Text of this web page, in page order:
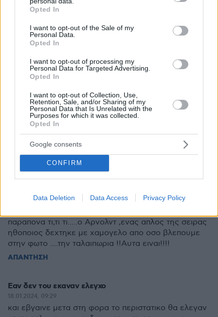
grant or deny consent to Google and its third-party tags to
use your data for below specified purposes in below Google
consent section.
Opted In
I want to opt-out of the Sale of my
Personal Data.
Opted In
I want to opt-out of processing my
Personal Data for Targeted Advertising.
Opted In
I want to opt-out of Collection, Use,
Retention, Sale, and/or Sharing of my
Personal Data that Is Unrelated with the
Purposes for which it was collected.
Opted In
Google consents
CONFIRM
Data Deletion Data Access Privacy Policy
σίγουρα ξεχωρίζουν τα : Terminator, Conan και
ΑΠΑΝΤΗΣΗ
18.01.2024, 09:46
Ρε συ, αντί να βγάλεις κάνα φλογοβόλο, κάνα
ρουκετοβόλο καμμία δεκαριά χειροβομβίδες και να
τα κάνεις λαμπόγυαλο, έκατσες να σου κάνουν
έλεγχο οι κατιμάδες;
ΑΠΑΝΤΗΣΗ
chris
Θυμηθειτε τι εγινε με την Ζετα οταν λογω" πιπι"ή
παραπονα τι,τι τι.....ο Αρνολντ ,ενας απλος της σειρας
ηθοποιος δεχτηκε με χαμογελο απο οσο βλεπουμε
στην φωτο ....την ταλαιπωρια !!Αυτα ειναι!!!!
ΑΠΑΝΤΗΣΗ
Εαν δεν του εκαναν ελεγχο
18.01.2024, 09:29
και εβγαινε μετα στη φορα το περιστατικο θα ελεγαν